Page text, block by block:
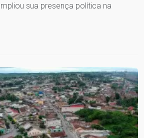
sua presença política na